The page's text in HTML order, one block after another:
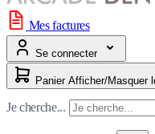
Mes factures
Se connecter
Panier
Je cherche...